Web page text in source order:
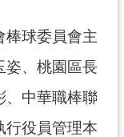
棒球委員會主
姿、桃園區長
、中華職棒聯
行役員管理本